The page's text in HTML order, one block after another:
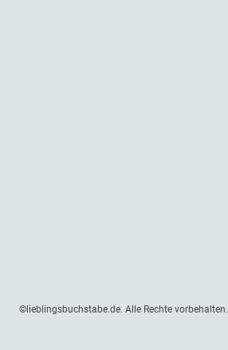
©lieblingsbuchstabe.de. Alle Rechte vorbehalten.